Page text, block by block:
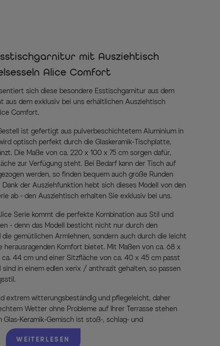
mit Ausziehtisch
Alice Comfort
sich diese besondere Esstischgarnitur aus dem
aus dem exklusiv bei uns erhältlichen Ausziehtisch
Comfort.
ist gefertigt aus pulverbeschichtetem Aluminium in
optisch perfekt durch die Glaskeramik-Tischplatte,
Die Maße von ca. 220 x 100 x 75 cm sorgen dafür,
zur Verfügung steht. Bei Bedarf kann der Tisch auf
werden, so finden bequem auch große Runden
der Ausziehfunktion hebt sich dieses Modell von den
ab - den Ausziehtisch erhalten Sie exklusiv bei uns.
Serie kommt die perfekte Kombination aus Stil und
- denn das Modell besticht nicht nur durch den
gemütlichen Armlehnen, sondern auch durch die leicht
herausragenden Komfort bietet. Mit Maßen von ca. 68 x
44 cm und einer Sitzfläche von ca. 40 x 45 cm passt
sind in einem edlen xerix / anthrazit gehalten, so passen
extrem witterungsbeständig und pflegeleicht, daher
Wetter ohne Probleme auf Ihrer Terrasse stehen
Glas-Keramik-Gemisch ist stoß-, schlag- und
Begleiter im Familienalltag. Die Trägerplatte ist eine
Keramikschicht aufgetragen wird. Die
WEITERLESEN